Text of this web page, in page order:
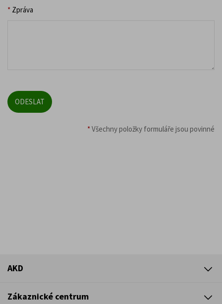
* Zpráva
*Všechny položky formuláře jsou povinné
AKD
Zákaznické centrum